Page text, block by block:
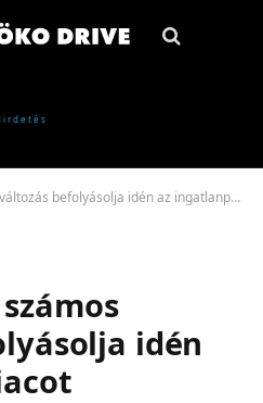
befolyásolja idén az ingatlanpiacot
idén